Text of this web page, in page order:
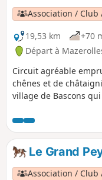
Association / Club
19,53 km
+70
Départ à
Circuit agréable
chênes et de
village de Bascons
laisser tenter la visite
Course Landaise et
l'avifaune.
Le Grand
Association / Club